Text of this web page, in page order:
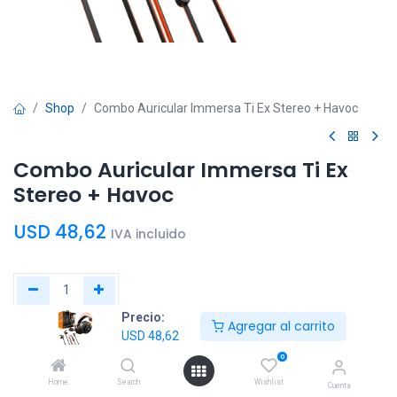
Precio:
USD 48,62
Agregar al carrito
Home Search
0
Wishlist Cuenta
Shop Combo Auricular Immersa Ti Ex Stereo + Havoc
Combo Auricular Immersa Ti Ex
Stereo + Havoc
USD 48,62 IVA incluido
Agregar al
carrito
Comprar
ahora